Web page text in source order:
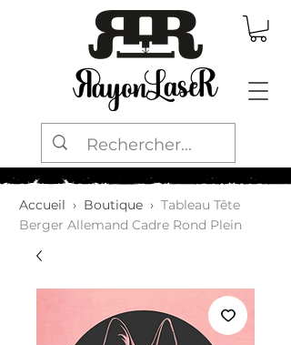
Accueil › Boutique › Tableau Tête
Berger Allemand Cadre Rond Plein